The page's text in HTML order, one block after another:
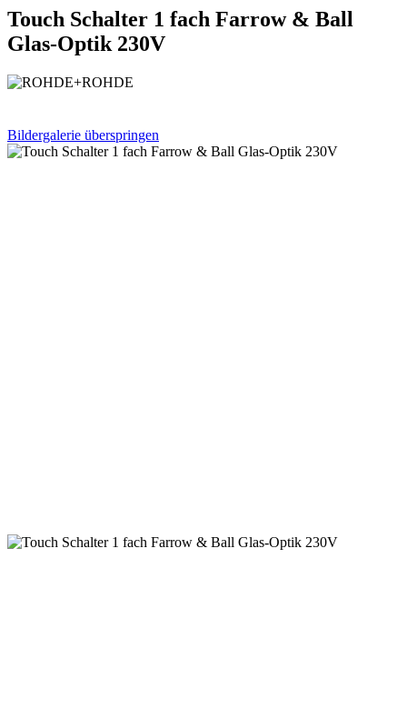
Touch Schalter 1 fach Farrow & Ball
Glas-Optik 230V
Bildergalerie überspringen